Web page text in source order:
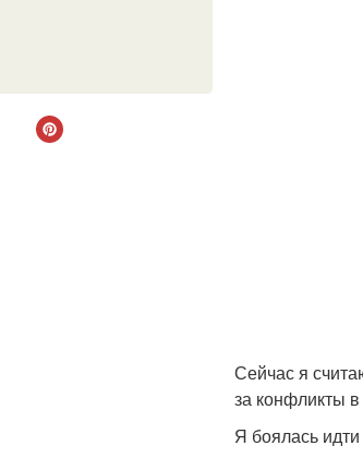
Сейчас я
за конфликты
Я боялась